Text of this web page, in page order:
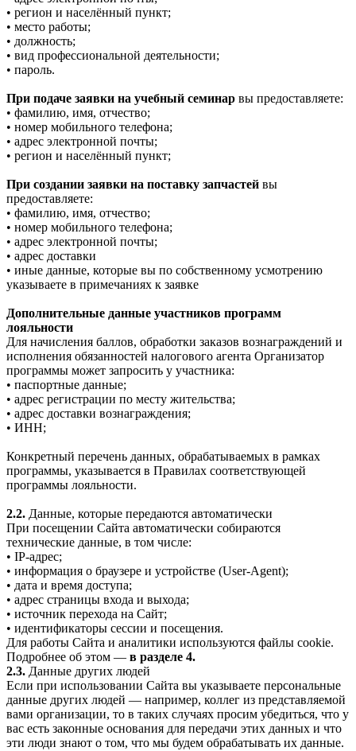
• регион и населённый пункт;
• место работы;
• должность;
• вид профессиональной деятельности;
• пароль.
При подаче заявки на учебный семинар вы предоставляете:
• фамилию, имя, отчество;
• номер мобильного телефона;
• адрес электронной почты;
• регион и населённый пункт;
При создании заявки на поставку запчастей вы
предоставляете:
• фамилию, имя, отчество;
• номер мобильного телефона;
• адрес электронной почты;
• адрес доставки
• иные данные, которые вы по собственному усмотрению
указываете в примечаниях к заявке
Дополнительные данные участников программ
лояльности
Для начисления баллов, обработки заказов вознаграждений и
исполнения обязанностей налогового агента Организатор
программы может запросить у участника:
• паспортные данные;
• адрес регистрации по месту жительства;
• адрес доставки вознаграждения;
• ИНН;
Конкретный перечень данных, обрабатываемых в рамках
программы, указывается в Правилах соответствующей
программы лояльности.
2.2. Данные, которые передаются автоматически
При посещении Сайта автоматически собираются
технические данные, в том числе:
• IP-адрес;
• информация о браузере и устройстве (User-Agent);
• дата и время доступа;
• адрес страницы входа и выхода;
• источник перехода на Сайт;
• идентификаторы сессии и посещения.
Для работы Сайта и аналитики используются файлы cookie.
Подробнее об этом — в разделе 4.
2.3. Данные других людей
Если при использовании Сайта вы указываете персональные
данные других людей — например, коллег из представляемой
вами организации, то в таких случаях просим убедиться, что у
вас есть законные основания для передачи этих данных и что
эти люди знают о том, что мы будем обрабатывать их данные.